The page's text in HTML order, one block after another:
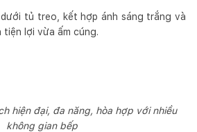
dưới tủ treo, kết hợp ánh sáng trắng và
lợi vừa ấm cúng.
hiện đại, đa năng, hòa hợp với nhiều
không gian bếp